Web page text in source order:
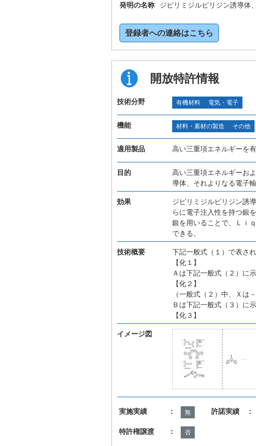
発明の名称
ジピリミジルピリジン誘導体
登録者への連絡はこちら
開放特許情報
技術分野 有機材料 電気・電子
機能 材料・素材の製造 その他
適用製品 高い三重項エネルギーを
目的
高い三重項エネルギーお
導体、それよりなる電子
効果
ジピリミジルピリジン誘
らに電子注入性を持つ銀
銀を用いることで、Ｌｉ
できる。
技術概要
下記一般式（１）で表さ
【化１】
Ａは下記一般式（２）に
【化２】
（一般式（２）中、Ｘは
Ｂは下記一般式（３）に
【化３】
イメージ図
実施実績 ： 無 許諾実績 ：
特許権譲渡 ： 否